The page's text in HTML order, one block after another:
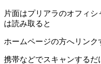
片面はプリアラのオフィ
は読み取ると
ホームページの方へリンク
携帯などでスキャンするだ